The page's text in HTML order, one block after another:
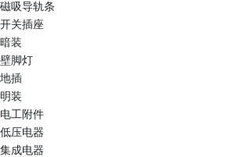
磁吸导轨条
开关插座
暗装
壁脚灯
地插
明装
电工附件
低压电器
集成电器